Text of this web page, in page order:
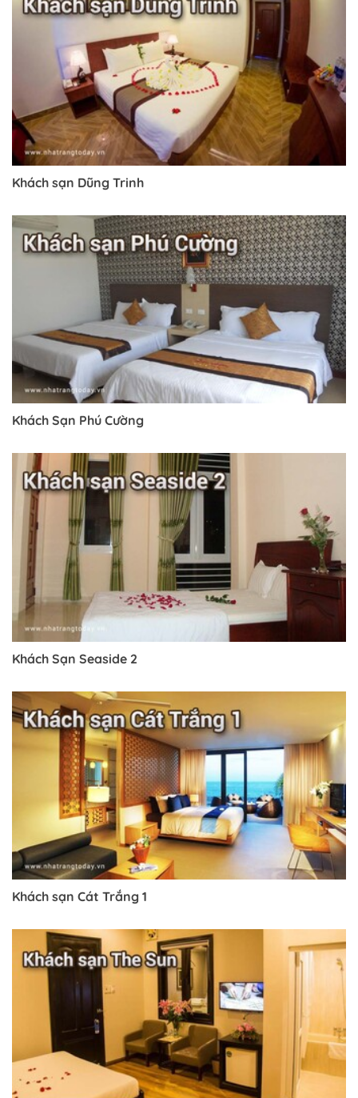
Trở về trang trước đó
Khách sạn Dũng Trinh
Khách Sạn Phú Cường
Khách Sạn Seaside 2
Khách sạn Cát Trắng 1